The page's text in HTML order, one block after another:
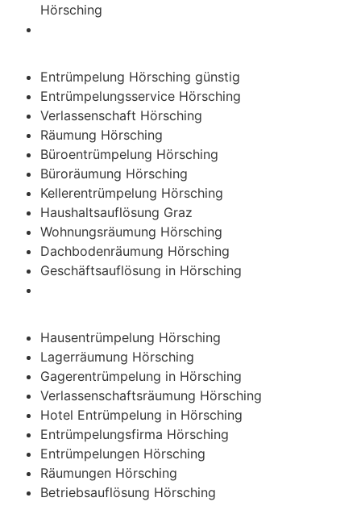
Hörsching
Entrümpelung Hörsching günstig
Entrümpelungsservice Hörsching
Verlassenschaft Hörsching
Räumung Hörsching
Büroentrümpelung Hörsching
Büroräumung Hörsching
Kellerentrümpelung Hörsching
Haushaltsauflösung Graz
Wohnungsräumung Hörsching
Dachbodenräumung Hörsching
Geschäftsauflösung in Hörsching
Hausentrümpelung Hörsching
Lagerräumung Hörsching
Gagerentrümpelung in Hörsching
Verlassenschaftsräumung Hörsching
Hotel Entrümpelung in Hörsching
Entrümpelungsfirma Hörsching
Entrümpelungen Hörsching
Räumungen Hörsching
Betriebsauflösung Hörsching